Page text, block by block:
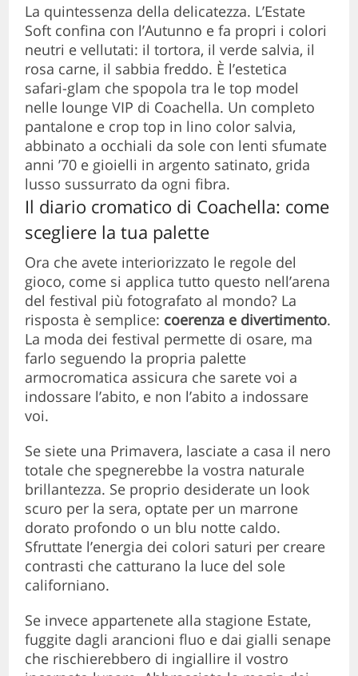
La quintessenza della delicatezza. L’Estate
Soft confina con l’Autunno e fa propri i colori
neutri e vellutati: il tortora, il verde salvia, il
rosa carne, il sabbia freddo. È l’estetica
safari-glam che spopola tra le top model
nelle lounge VIP di Coachella. Un completo
pantalone e crop top in lino color salvia,
abbinato a occhiali da sole con lenti sfumate
anni ’70 e gioielli in argento satinato, grida
lusso sussurrato da ogni fibra.
Il diario cromatico di Coachella: come
scegliere la tua palette
Ora che avete interiorizzato le regole del
gioco, come si applica tutto questo nell’arena
del festival più fotografato al mondo? La
risposta è semplice: coerenza e divertimento.
La moda dei festival permette di osare, ma
farlo seguendo la propria palette
armocromatica assicura che sarete voi a
indossare l’abito, e non l’abito a indossare
voi.
Se siete una Primavera, lasciate a casa il nero
totale che spegnerebbe la vostra naturale
brillantezza. Se proprio desiderate un look
scuro per la sera, optate per un marrone
dorato profondo o un blu notte caldo.
Sfruttate l’energia dei colori saturi per creare
contrasti che catturano la luce del sole
californiano.
Se invece appartenete alla stagione Estate,
fuggite dagli arancioni fluo e dai gialli senape
che rischierebbero di ingiallire il vostro